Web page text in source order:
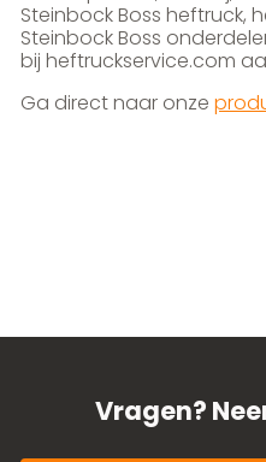
Steinbock Boss heftruck,
Steinbock Boss
bij heftruckservice.com
Ga direct naar onze
Vragen?